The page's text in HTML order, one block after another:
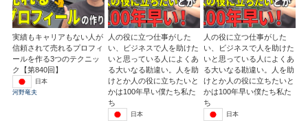
実績もキャリアもない人が
信頼されて売れるプロフィ
ールを作る3つのテクニッ
ク【第840回】
日本
河野竜夫
人の役に立つ仕事がした
い、ビジネスで人を助けた
いと思っている人によくあ
る大いなる勘違い。人を助
けとか人の役に立ちたいと
かは100年早い僕たち私た
ち
日本
人の役に立つ仕事がした
い、ビジネスで人を助けた
いと思っている人によくあ
る大いなる勘違い。人を助
けとか人の役に立ちたいと
かは100年早い僕たち私た
ち
日本